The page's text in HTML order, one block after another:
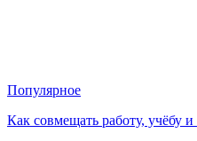
Популярное
Как совмещать работу, учёбу